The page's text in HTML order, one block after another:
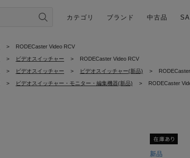
カテゴリ ブランド 中古品
> RODECaster Video RCV
> ビデオスイッチャー > RODECaster Video RCV
> ビデオスイッチャー > ビデオスイッチャー(新品) >
> ビデオスイッチャー・モニター・編集機器(新品) > RODECaster
新品